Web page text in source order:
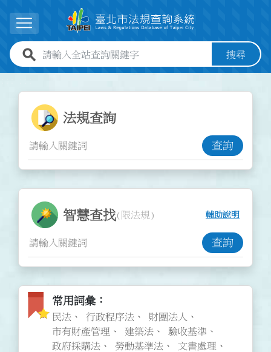
展開選單
全站查詢關鍵字欄位 搜尋
法規查詢功能
法規查詢
查詢
智慧查找功能
智慧查找(限法規) 輔助說明
查詢
常用詞彙圖標
常用詞彙
民法 行政程序法
財團法人
市有財產管理
建築法
驗收基準
政府採購法
勞動基準法
文書處理